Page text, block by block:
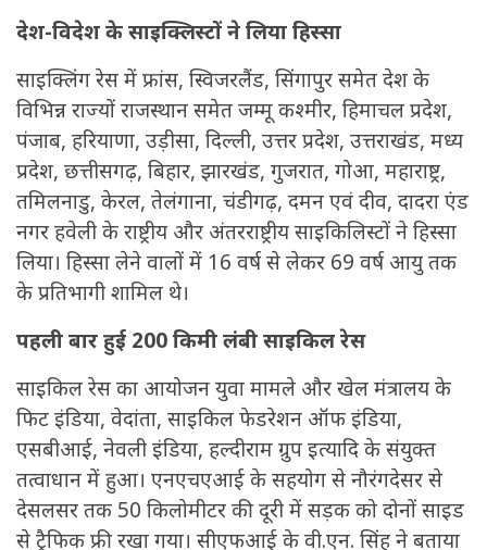
देश-विदेश के साइक्लिस्टों ने लिया हिस्सा
साइक्लिंग रेस में फ्रांस, स्विजरलैंड, सिंगापुर समेत देश के
विभिन्न राज्यों राजस्थान समेत जम्मू कश्मीर, हिमाचल प्रदेश,
पंजाब, हरियाणा, उड़ीसा, दिल्ली, उत्तर प्रदेश, उत्तराखंड, मध्य
प्रदेश, छत्तीसगढ़, बिहार, झारखंड, गुजरात, गोआ, महाराष्ट्र,
तमिलनाडु, केरल, तेलंगाना, चंडीगढ़, दमन एवं दीव, दादरा एंड
नगर हवेली के राष्ट्रीय और अंतरराष्ट्रीय साइकिलिस्टों ने हिस्सा
लिया। हिस्सा लेने वालों में 16 वर्ष से लेकर 69 वर्ष आयु तक
के प्रतिभागी शामिल थे।
पहली बार हुई 200 किमी लंबी साइकिल रेस
साइकिल रेस का आयोजन युवा मामले और खेल मंत्रालय के
फिट इंडिया, वेदांता, साइकिल फेडरेशन ऑफ इंडिया,
एसबीआई, नेवली इंडिया, हल्दीराम ग्रुप इत्यादि के संयुक्त
तत्वाधान में हुआ। एनएचएआई के सहयोग से नौरंगदेसर से
देसलसर तक 50 किलोमीटर की दूरी में सड़क को दोनों साइड
से ट्रैफिक फ्री रखा गया। सीएफआई के वी.एन. सिंह ने बताया